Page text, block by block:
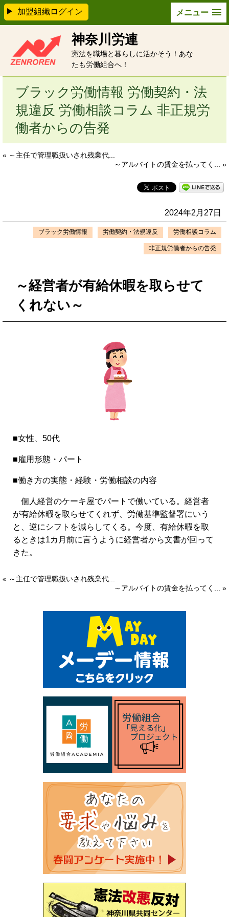
メニュー
神奈川労連
憲法を職場と暮らしに活かそう！あな
たも労働組合へ！
加盟組織ログイン
ブラック労働情報 労働契約・法
規違反 労働相談コラム 非正規労
働者からの告発
« ～主任で管理職扱いされ残業代...
～アルバイトの賃金を払ってく... »
2024年2月27日
ブラック労働情報 労働契約・法規違反 労働相談コラム
非正規労働者からの告発
～経営者が有給休暇を取らせて
くれない～
■女性、50代
■雇用形態・パート
■働き方の実態・経験・労働相談の内容
個人経営のケーキ屋でパートで働いている。経営者
が有給休暇を取らせてくれず、労働基準監督署にいう
と、逆にシフトを減らしてくる。今度、有給休暇を取
るときは1カ月前に言うように経営者から文書が回って
きた。
« ～主任で管理職扱いされ残業代...
～アルバイトの賃金を払ってく... »